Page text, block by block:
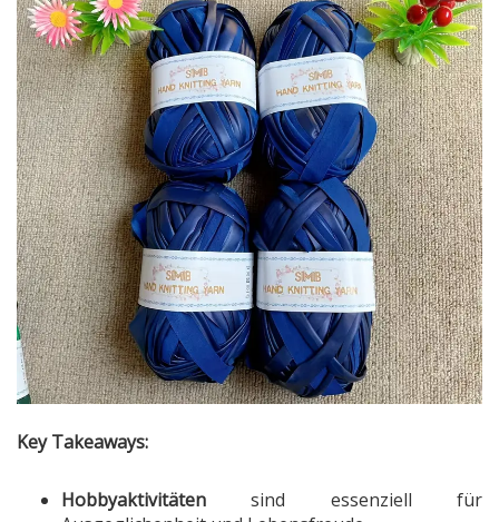
Key Takeaways:
Hobbyaktivitäten sind essenziell für